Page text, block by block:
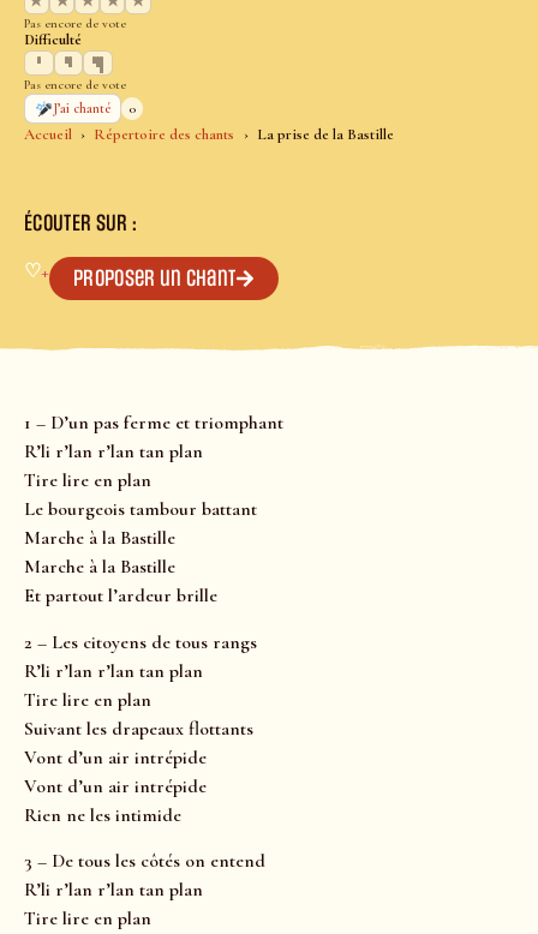
Accueil Répertoire des chants La prise de la Bastille
Pas encore de vote
Difficulté
Pas encore de vote
J’ai chanté
0
ÉCOUTER SUR :
♡+ Proposer un chant
1 – D’un pas ferme et triomphant
R’li r’lan r’lan tan plan
Tire lire en plan
Le bourgeois tambour battant
Marche à la Bastille
Marche à la Bastille
Et partout l’ardeur brille
2 – Les citoyens de tous rangs
R’li r’lan r’lan tan plan
Tire lire en plan
Suivant les drapeaux flottants
Vont d’un air intrépide
Vont d’un air intrépide
Rien ne les intimide
3 – De tous les côtés on entend
R’li r’lan r’lan tan plan
Tire lire en plan